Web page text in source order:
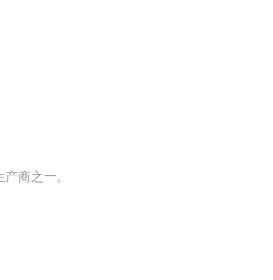
商之一。